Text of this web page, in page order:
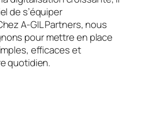
de s’équiper
A-GIL Partners, nous
pour mettre en place
efficaces et
quotidien.